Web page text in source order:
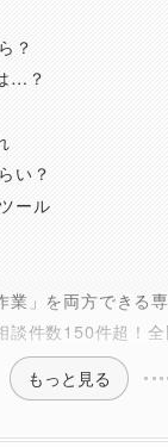
？
…？
い？
ール
業」を両方できる
件数150件超！全
もっと見る